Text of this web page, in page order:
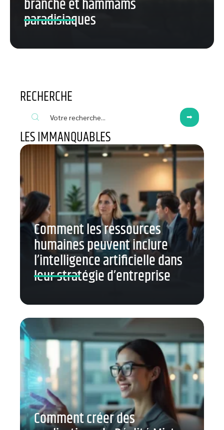
branché et hammams
paradisiaques
RECHERCHE
LES IMMANQUABLES
Comment les ressources
humaines peuvent inclure
l’intelligence artificielle dans
leur stratégie d’entreprise
Comment créer des